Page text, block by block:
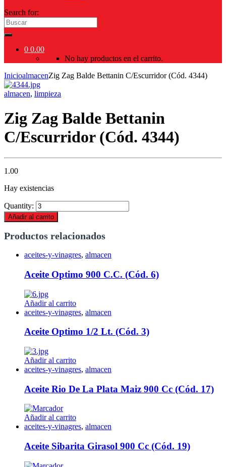
Search for:
0 0.00
No hay productos en el carrito.
InicioalmacenZig Zag Balde Bettanin C/Escurridor (Cód. 4344)
almacen, limpieza
Zig Zag Balde Bettanin
C/Escurridor (Cód. 4344)
1.00
Hay existencias
Quantity:
Añadir al carrito
Productos relacionados
aceites-y-vinagres, almacen
Aceite Optimo 900 C.C. (Cód. 6)
Añadir al carrito
aceites-y-vinagres, almacen
Aceite Optimo 1/2 Lt. (Cód. 3)
Añadir al carrito
aceites-y-vinagres, almacen
Aceite Rio De La Plata Maiz 900 Cc (Cód. 17)
Añadir al carrito
aceites-y-vinagres, almacen
Aceite Sibarita Girasol 900 Cc (Cód. 19)